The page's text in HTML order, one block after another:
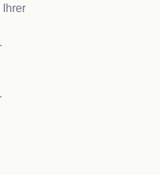
Ihrer